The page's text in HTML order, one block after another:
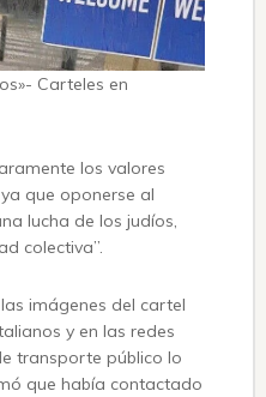
Carteles en
los valores
que oponerse al
lucha de los judíos,
colectiva”.
imágenes del cartel
y en las redes
transporte público lo
que había contactado